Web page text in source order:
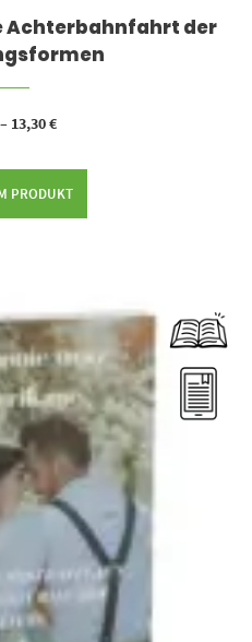
Achterbahnfahrt der
– 13,30€
PRODUKT